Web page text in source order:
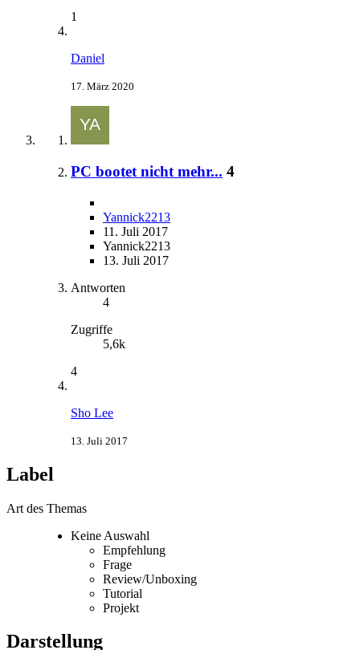
1
Daniel
17. März 2020
PC bootet nicht mehr... 4
Yannick2213
11. Juli 2017
Yannick2213
13. Juli 2017
Antworten
4
Zugriffe
5,6k
4
Sho Lee
13. Juli 2017
Label
Art des Themas
Keine Auswahl
Empfehlung
Frage
Review/Unboxing
Tutorial
Projekt
Darstellung